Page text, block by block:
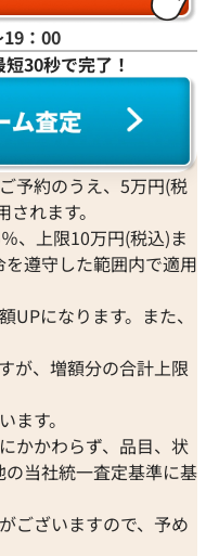
：00
30秒で完了！
予約のうえ、5万円(税
れます。
、上限10万円(税込)ま
遵守した範囲内で適用
になります。また、
が、増額分の合計上限
す。
かかわらず、品目、状
当社統一査定基準に基
ございますので、予め